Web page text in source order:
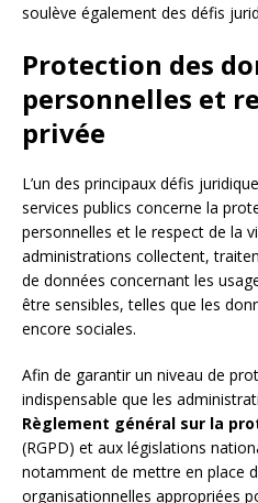
soulève également des défis
Protection des
personnelles et
privée
L’un des principaux défis
services publics concerne la
personnelles et le respect de la
administrations collectent,
de données concernant les
être sensibles, telles que les
encore sociales.
Afin de garantir un niveau de
indispensable que les
Règlement général sur la
(RGPD) et aux législations
notamment de mettre en place
organisationnelles appropriées